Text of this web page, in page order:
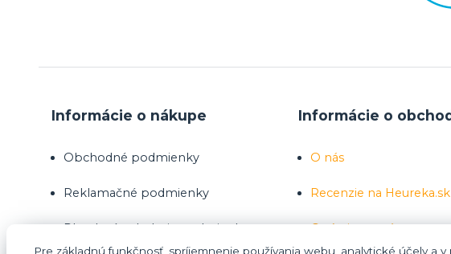
Informácie o nákupe
Obchodné podmienky
Reklamačné podmienky
Platobné a dodacie podmienky
Informácie o
O nás
Recenzie na Heureka.sk
Opýtajte sa nás
Pre základnú funkčnosť, spríjemnenie používania webu, analytické účely a